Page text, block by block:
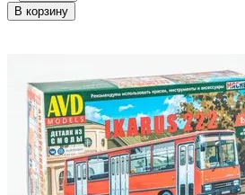
В корзину